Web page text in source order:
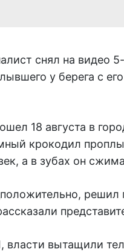
снял на видео
у берега с
18 августа в
крокодил
а в зубах он
решил
вытащили